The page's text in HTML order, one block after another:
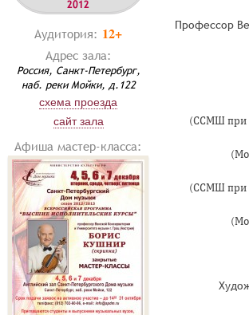
2012
Аудитория: 12+
Адрес зала:
Россия, Санкт-Петербург,
наб. реки Мойки, д.122
схема проезда
сайт зала
Афиша мастер-класса:
Профессор
(ССМШ при
(ССМШ при